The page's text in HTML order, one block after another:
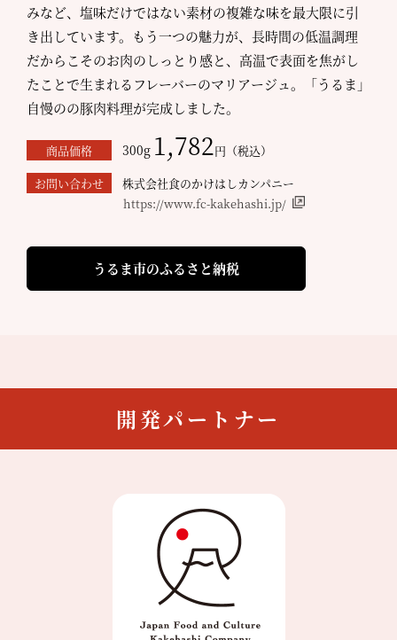
みなど、塩味だけではない素材の複雑な味を最大限に引
き出しています。もう一つの魅力が、長時間の低温調理
だからこそのお肉のしっとり感と、高温で表面を焦がし
たことで生まれるフレーバーのマリアージュ。「うるま」
自慢のの豚肉料理が完成しました。
商品価格 300g 1,782円（税込）
お問い合わせ
株式会社食のかけはしカンパニー
https://www.fc-kakehashi.jp/
うるま市のふるさと納税
開発パートナー